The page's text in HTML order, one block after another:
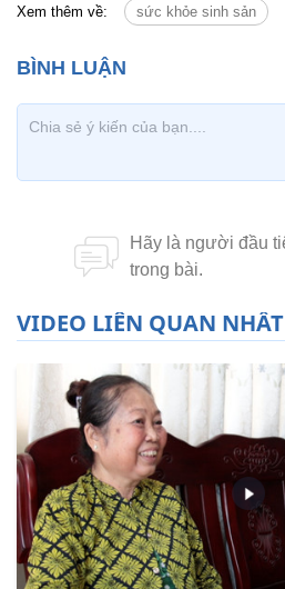
Xem thêm về: sức khỏe sinh sản
VIDEO LIÊN QUAN NHẤT